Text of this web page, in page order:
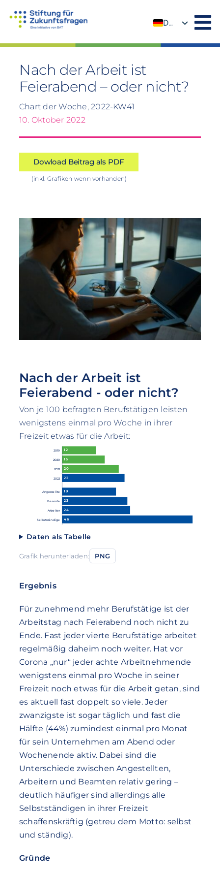
Inhalt
DE
Nach der Arbeit ist
Feierabend – oder nicht?
Chart der Woche, 2022-KW41
10. Oktober 2022
Dowload Beitrag als PDF
(inkl. Grafiken wenn vorhanden)
Nach der Arbeit ist
Feierabend - oder nicht?
Von je 100 befragten Berufstätigen leisten
wenigstens einmal pro Woche in ihrer
Freizeit etwas für die Arbeit:
2019 12
2020 15
2021 20
2022 22
Angestellte 19
Beamte 23
Arbeiter 24
Selbstständige 46
Daten als Tabelle
Grafik herunterladen: PNG
Ergebnis
Für zunehmend mehr Berufstätige ist der
Arbeitstag nach Feierabend noch nicht zu
Ende. Fast jeder vierte Berufstätige arbeitet
regelmäßig daheim noch weiter. Hat vor
Corona „nur“ jeder achte Arbeitnehmende
wenigstens einmal pro Woche in seiner
Freizeit noch etwas für die Arbeit getan, sind
es aktuell fast doppelt so viele. Jeder
zwanzigste ist sogar täglich und fast die
Hälfte (44%) zumindest einmal pro Monat
für sein Unternehmen am Abend oder
Wochenende aktiv. Dabei sind die
Unterschiede zwischen Angestellten,
Arbeitern und Beamten relativ gering –
deutlich häufiger sind allerdings alle
Selbstständigen in ihrer Freizeit
schaffenskräftig (getreu dem Motto: selbst
und ständig).
Gründe